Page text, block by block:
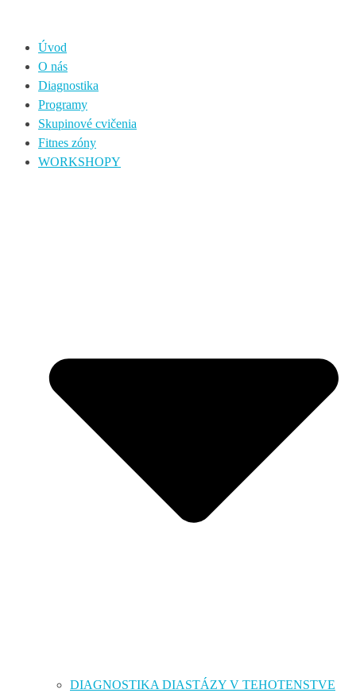
Úvod
O nás
Diagnostika
Programy
Skupinové cvičenia
Fitnes zóny
WORKSHOPY
DIAGNOSTIKA DIASTÁZY V TEHOTENSTVE